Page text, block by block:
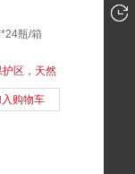
瓶/箱
护区，天然
购物车